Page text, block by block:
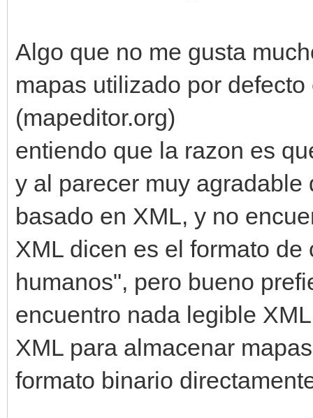
Algo que no me gusta
mapas utilizado por
(mapeditor.org)
entiendo que la razon es
y al parecer muy agradable
basado en XML, y no
XML dicen es el formato
humanos", pero bueno
encuentro nada legible
XML para almacenar
formato binario